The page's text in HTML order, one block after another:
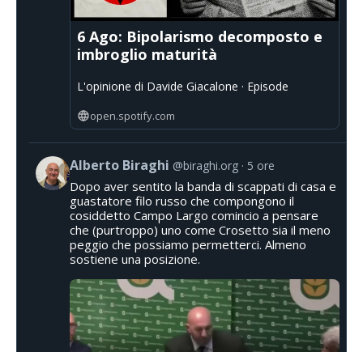
6 Ago: Bipolarismo decomposto e
imbroglio maturità
L'opinione di Davide Giacalone · Episode
open.spotify.com
Alberto Biraghi @biraghi.org 5 ore
Dopo aver sentito la banda di scappati di casa e
guastatore filo russo che compongono il
cosiddetto Campo Largo comincio a pensare
che (purtroppo) uno come Crosetto sia il meno
peggio che possiamo permetterci. Almeno
sostiene una posizione.